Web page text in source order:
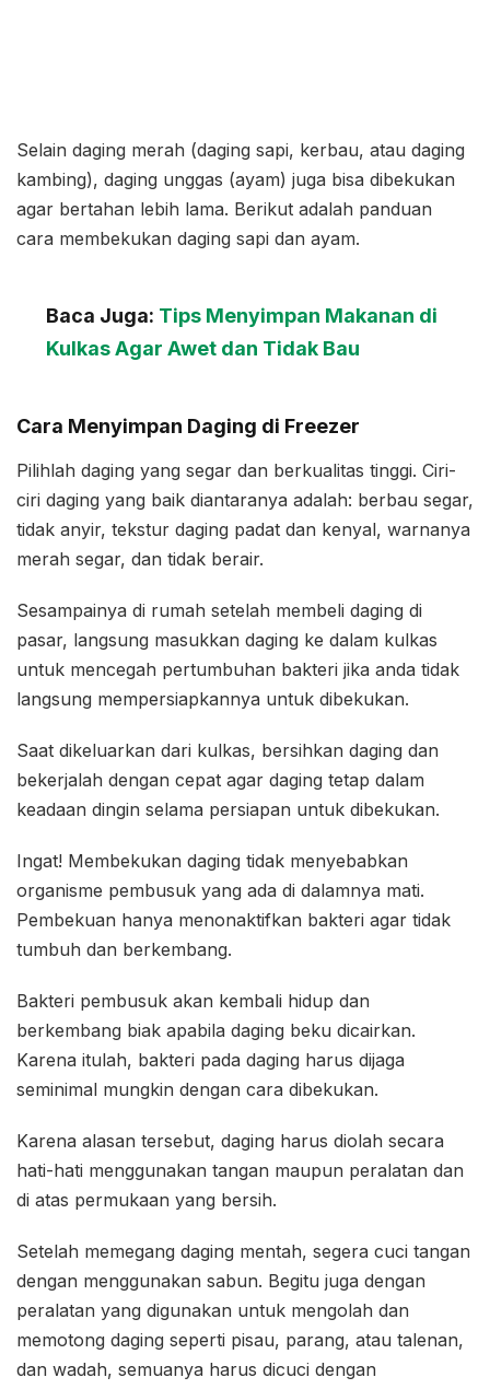
Selain daging merah (daging sapi, kerbau, atau daging
kambing), daging unggas (ayam) juga bisa dibekukan
agar bertahan lebih lama. Berikut adalah panduan
cara membekukan daging sapi dan ayam.
Baca Juga: Tips Menyimpan Makanan di
Kulkas Agar Awet dan Tidak Bau
Cara Menyimpan Daging di Freezer
Pilihlah daging yang segar dan berkualitas tinggi. Ciri-
ciri daging yang baik diantaranya adalah: berbau segar,
tidak anyir, tekstur daging padat dan kenyal, warnanya
merah segar, dan tidak berair.
Sesampainya di rumah setelah membeli daging di
pasar, langsung masukkan daging ke dalam kulkas
untuk mencegah pertumbuhan bakteri jika anda tidak
langsung mempersiapkannya untuk dibekukan.
Saat dikeluarkan dari kulkas, bersihkan daging dan
bekerjalah dengan cepat agar daging tetap dalam
keadaan dingin selama persiapan untuk dibekukan.
Ingat! Membekukan daging tidak menyebabkan
organisme pembusuk yang ada di dalamnya mati.
Pembekuan hanya menonaktifkan bakteri agar tidak
tumbuh dan berkembang.
Bakteri pembusuk akan kembali hidup dan
berkembang biak apabila daging beku dicairkan.
Karena itulah, bakteri pada daging harus dijaga
seminimal mungkin dengan cara dibekukan.
Karena alasan tersebut, daging harus diolah secara
hati-hati menggunakan tangan maupun peralatan dan
di atas permukaan yang bersih.
Setelah memegang daging mentah, segera cuci tangan
dengan menggunakan sabun. Begitu juga dengan
peralatan yang digunakan untuk mengolah dan
memotong daging seperti pisau, parang, atau talenan,
dan wadah, semuanya harus dicuci dengan